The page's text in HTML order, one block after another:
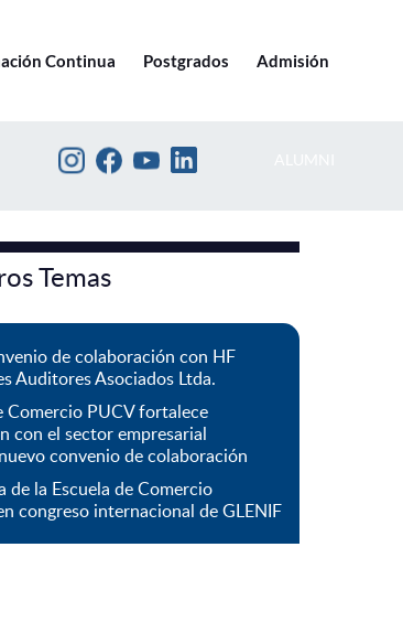
Continua Postgrados Admisión
Temas
de colaboración con HF
Auditores Asociados Ltda.
Comercio PUCV fortalece
con el sector empresarial
convenio de colaboración
de la Escuela de Comercio
congreso internacional de GLENIF